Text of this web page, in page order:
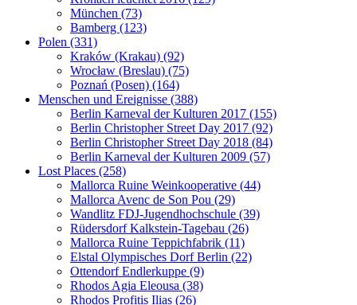
München (73)
Bamberg (123)
Polen (331)
Kraków (Krakau) (92)
Wrocław (Breslau) (75)
Poznań (Posen) (164)
Menschen und Ereignisse (388)
Berlin Karneval der Kulturen 2017 (155)
Berlin Christopher Street Day 2017 (92)
Berlin Christopher Street Day 2018 (84)
Berlin Karneval der Kulturen 2009 (57)
Lost Places (258)
Mallorca Ruine Weinkooperative (44)
Mallorca Avenc de Son Pou (29)
Wandlitz FDJ-Jugendhochschule (39)
Rüdersdorf Kalkstein-Tagebau (26)
Mallorca Ruine Teppichfabrik (11)
Elstal Olympisches Dorf Berlin (22)
Ottendorf Endlerkuppe (9)
Rhodos Agia Eleousa (38)
Rhodos Profitis Ilias (26)